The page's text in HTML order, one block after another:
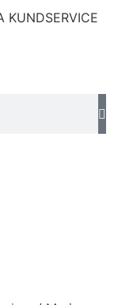
KUNDSERVICE